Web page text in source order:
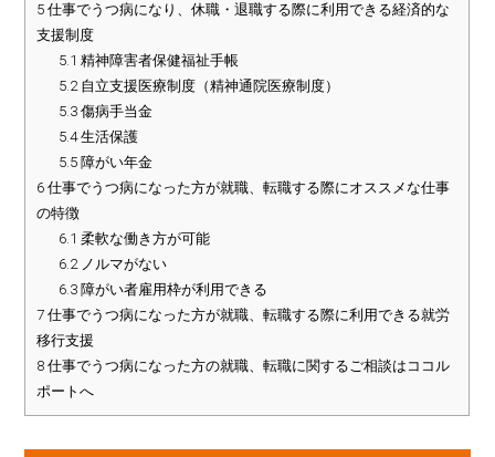
5 仕事でうつ病になり、休職・退職する際に利用できる経済的な
支援制度
5.1 精神障害者保健福祉手帳
5.2自立支援医療制度（精神通院医療制度）
5.3 傷病手当金
5.4生活保護
5.5 障がい年金
6 仕事でうつ病になった方が就職、転職する際にオススメな仕事
の特徴
6.1 柔軟な働き方が可能
6.2ノルマがない
6.3 障がい者雇用枠が利用できる
7 仕事でうつ病になった方が就職、転職する際に利用できる就労
移行支援
8 仕事でうつ病になった方の就職、転職に関するご相談はココル
ポートへ